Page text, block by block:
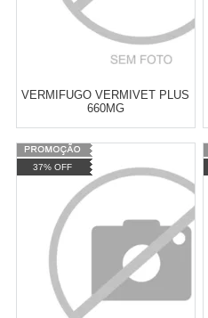
VERMIFUGO VERMIVET PLUS
660MG
Varejo:
Atacado: R$ 2.550,90 (Apenas
Revendedor)
10 x
Cat:VERMÍFUGOS
COMPRAR
37% OFF